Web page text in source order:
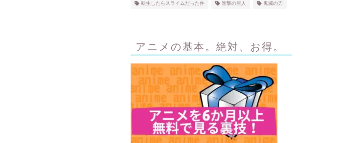
転生したらスライムだった件 進撃の巨人 鬼滅の刃
アニメの基本。絶対、お得。